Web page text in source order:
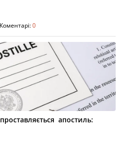
Коментарі:0
апостиль: